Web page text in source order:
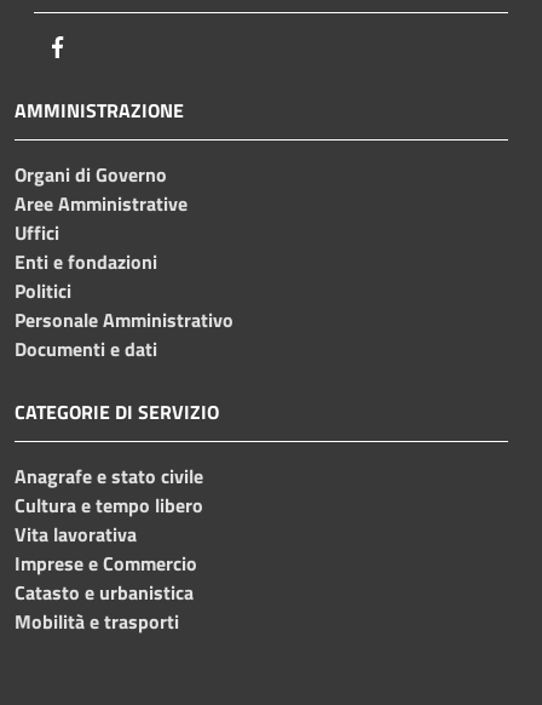
AMMINISTRAZIONE
Organi di Governo
Aree Amministrative
Uffici
Enti e fondazioni
Politici
Personale Amministrativo
Documenti e dati
CATEGORIE DI SERVIZIO
Anagrafe e stato civile
Cultura e tempo libero
Vita lavorativa
Imprese e Commercio
Catasto e urbanistica
Mobilità e trasporti